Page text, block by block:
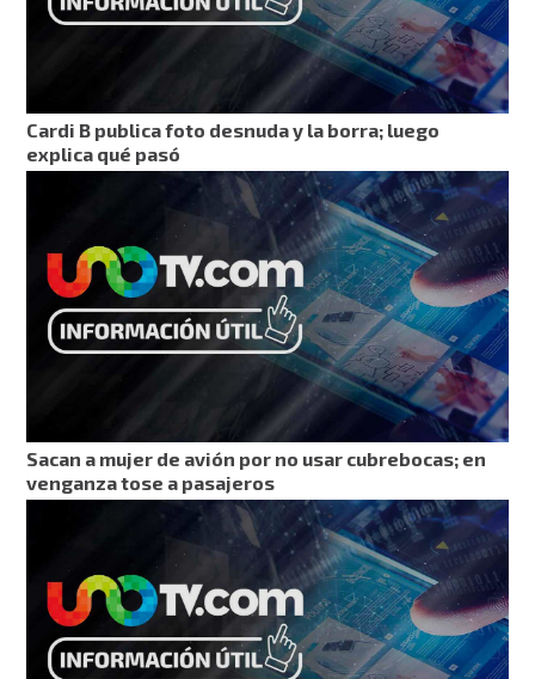
Cardi B publica foto desnuda y la borra; luego
explica qué pasó
Sacan a mujer de avión por no usar cubrebocas; en
venganza tose a pasajeros